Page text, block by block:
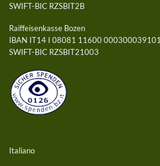
SWIFT-BIC RZSBIT2B
Raiffeisenkasse Bozen
IBAN IT14 I 08081 11600 000300039101
SWIFT-BIC RZSBIT21003
Italiano